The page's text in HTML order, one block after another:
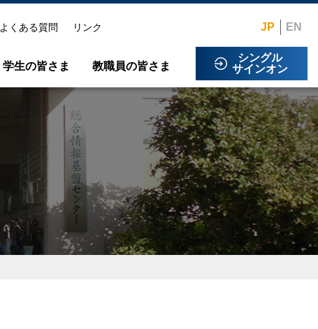
規程類
スタッフ紹介
業務記録
会議・研修室の利用について
Microsoft365多要素認証設定方法
情報セキュリティ
学生の皆さま 教職員の皆さま
よくある質問 リンク
シングル
サインオン
JP EN